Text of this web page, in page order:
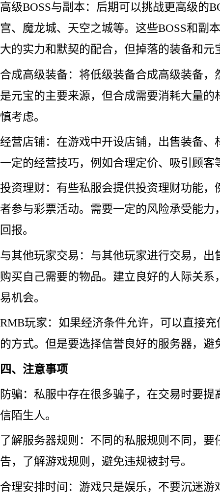
高级BOSS与副本：后期可以挑战更高级的
宫、魔龙城、天空之城等。这些BOSS和副
大的实力和默契的配合，但掉落的装备和元
合成高级装备：将低级装备合成高级装备，
是元宝的主要来源，但合成需要消耗大量的
慎考虑。
经营店铺：在游戏中开设店铺，出售装备、
一定的经营技巧，例如合理定价、吸引顾客
投资理财：有些私服会提供投资理财功能，
者参与彩票活动。需要一定的风险承受能力
回报。
与其他玩家交易：与其他玩家进行交易，出
购买自己需要的物品。建立良好的人际关系
易机会。
RMB玩家：如果经济条件允许，可以直接
的方式。但是要选择信誉良好的服务器，避
四、注意事项
防骗：私服中存在很多骗子，在交易时要提
信陌生人。
了解服务器规则：不同的私服规则不同，要
告，了解游戏规则，避免违规被封号。
合理安排时间：游戏只是娱乐，不要沉迷游